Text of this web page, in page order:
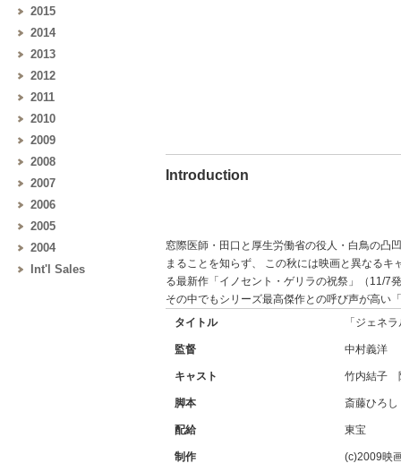
2015
2014
2013
2012
2011
2010
2009
2008
2007
2006
2005
2004
Int'l Sales
Introduction
窓際医師・田口と厚生労働省の役人・白鳥の凸
まることを知らず、 この秋には映画と異なる
る最新作「イノセント・ゲリラの祝祭」（11/7
その中でもシリーズ最高傑作との呼び声が高い
タイトル
「ジェネ
監督 中村義洋
キャスト 竹内結子
脚本 斎藤ひろ
配給 東宝
制作 (c)2009映